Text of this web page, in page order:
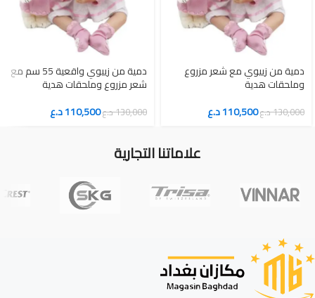
دمية من زييوي مع شعر مزروع
وملحقات هدية
130,000د.ع110,500د.ع
دمية من زييوي واقعية 55 سم مع
شعر مزروع وملحقات هدية
130,000د.ع110,500د.ع
علاماتنا التجارية